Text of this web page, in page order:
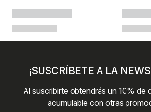
¡SUSCRÍBETE A LA
Al suscribirte obtendrás un 10% de
acumulable con otras